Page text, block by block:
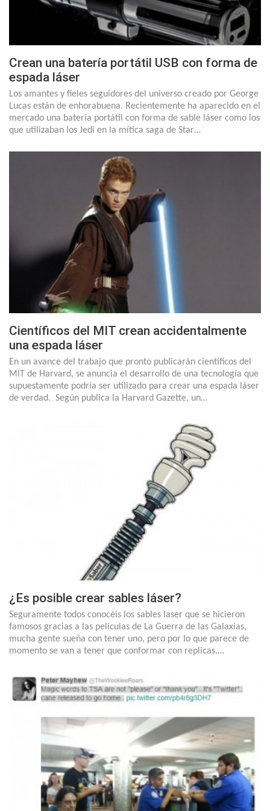
Crean una batería portátil USB con forma de
espada láser
Los amantes y fieles seguidores del universo creado por George
Lucas están de enhorabuena. Recientemente ha aparecido en el
mercado una batería portátil con forma de sable láser como los
que utilizaban los Jedi en la mítica saga de Star…
Científicos del MIT crean accidentalmente
una espada láser
En un avance del trabajo que pronto publicarán científicos del
MIT de Harvard, se anuncia el desarrollo de una tecnología que
supuestamente podría ser utilizado para crear una espada láser
de verdad. Según publica la Harvard Gazette, un…
¿Es posible crear sables láser?
Seguramente todos conocéis los sables laser que se hicieron
famosos gracias a las películas de La Guerra de las Galaxias,
mucha gente sueña con tener uno, pero por lo que parece de
momento se van a tener que conformar con replicas.…